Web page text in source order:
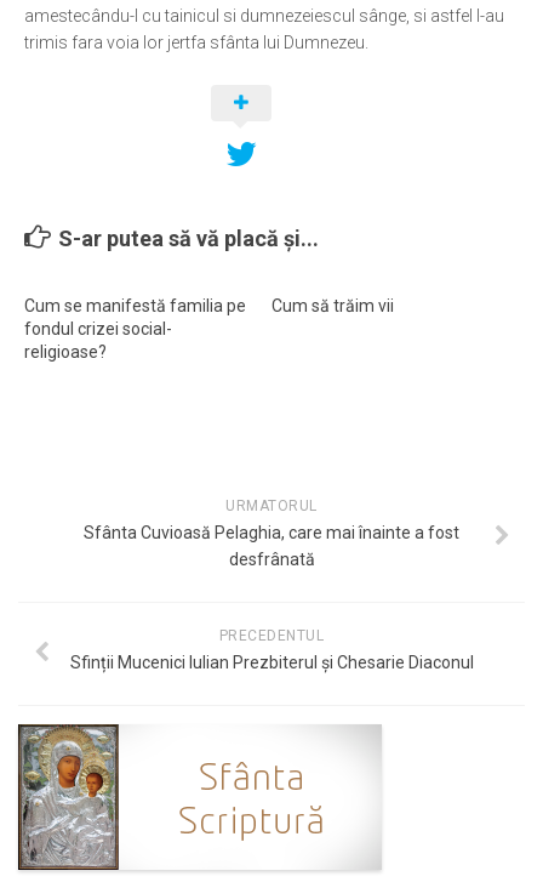
Gadgeturi cu două tăișuri
amestecându-l cu tainicul si dumnezeiescul sânge, si astfel l-au
trimis fara voia lor jertfa sfânta lui Dumnezeu.
S-ar putea să vă placă și...
Cum se manifestă familia pe
fondul crizei social-
religioase?
Cum să trăim vii
URMATORUL
Sfânta Cuvioasă Pelaghia, care mai înainte a fost
desfrânată
PRECEDENTUL
Sfinții Mucenici Iulian Prezbiterul și Chesarie Diaconul